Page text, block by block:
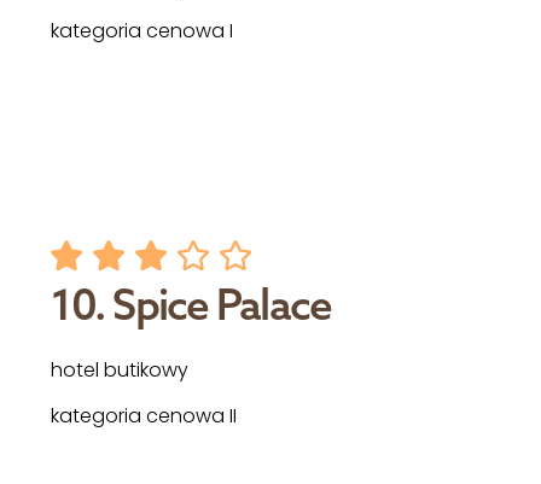
kategoria cenowa I
10. Spice Palace
hotel butikowy
kategoria cenowa II